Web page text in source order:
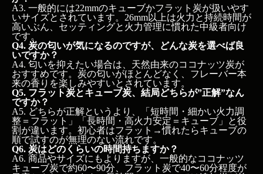
A3. 一般的には22mmのキューブかフラット炭が扱いやす
いサイズとされています。26mm以上は火力と持続時間が
高いぶん、セッティングと火力管理に慣れた中級者向け
です。
Q4. 炭の匂いが気になるのですが、どんな炭を選べば良
いですか？
A4. 匂いを抑えたい場合は、天然由来のココナッツ炭が
おすすめです。炭の匂いがほとんどなく、フレーバー本
来の香りを楽しみやすいとされています。
Q5. フラット炭とキューブ炭、結局どちらが”正解”なん
ですか？
A5. どちらが正解というより、「短時間・細かい火力調
整＝フラット」「長時間・高火力安定＝キューブ」と役
割が違います。初心者はフラット→慣れたらキューブの
順で試すのが無理のない流れです。
Q6. 炭はどのくらいの時間持ちますか？
A6. 商品やサイズにもよりますが、一般的なココナッツ
キューブ炭で約60〜90分、フラット炭で40〜60分程度が